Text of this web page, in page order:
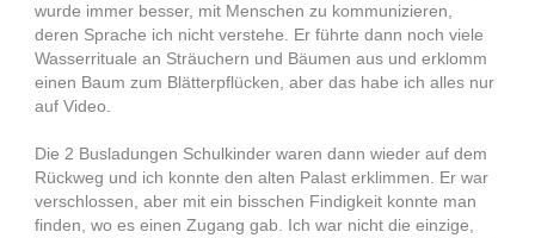
wurde immer besser, mit Menschen zu kommunizieren,
deren Sprache ich nicht verstehe. Er führte dann noch viele
Wasserrituale an Sträuchern und Bäumen aus und erklomm
einen Baum zum Blätterpflücken, aber das habe ich alles nur
auf Video.
Die 2 Busladungen Schulkinder waren dann wieder auf dem
Rückweg und ich konnte den alten Palast erklimmen. Er war
verschlossen, aber mit ein bisschen Findigkeit konnte man
finden, wo es einen Zugang gab. Ich war nicht die einzige,